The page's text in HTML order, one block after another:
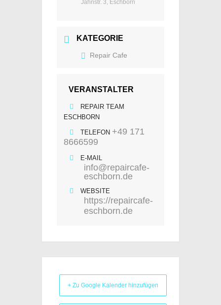
Jahnstr. 3, Eschborn
KATEGORIE
Repair Cafe
VERANSTALTER
REPAIR TEAM
ESCHBORN
TELEFON +49 171
8666599
E-MAIL
info@repaircafe-
eschborn.de
WEBSITE
https://repaircafe-
eschborn.de
+ Zu Google Kalender hinzufügen